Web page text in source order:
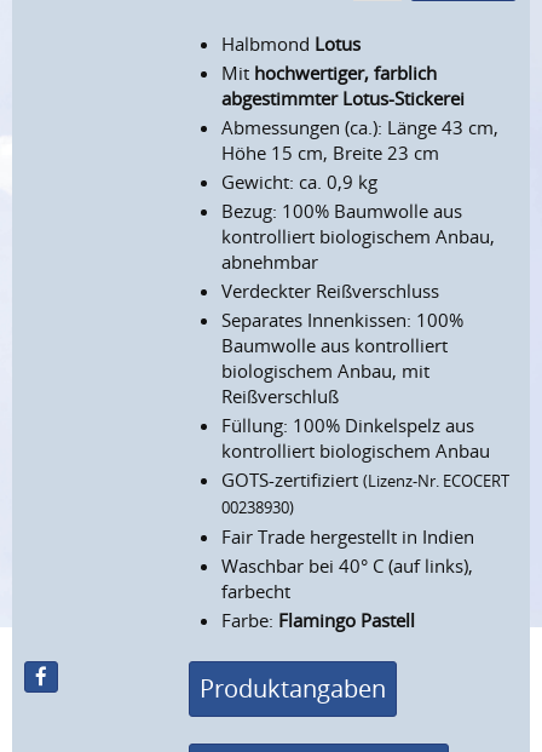
Halbmond Lotus
Mit hochwertiger, farblich
abgestimmter Lotus-Stickerei
Abmessungen (ca.): Länge 43 cm,
Höhe 15 cm, Breite 23 cm
Gewicht: ca. 0,9 kg
Bezug: 100% Baumwolle aus
kontrolliert biologischem Anbau,
abnehmbar
Verdeckter Reißverschluss
Separates Innenkissen: 100%
Baumwolle aus kontrolliert
biologischem Anbau, mit
Reißverschluß
Füllung: 100% Dinkelspelz aus
kontrolliert biologischem Anbau
GOTS-zertifiziert(Lizenz-Nr. ECOCERT
00238930)
Fair Trade hergestellt in Indien
Waschbar bei 40° C (auf links),
farbecht
Farbe: Flamingo Pastell
Produktangaben